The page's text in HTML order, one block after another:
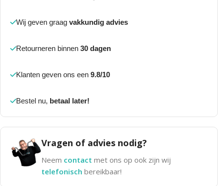
Wij geven graag vakkundig advies
Retourneren binnen 30 dagen
Klanten geven ons een 9.8/10
Bestel nu, betaal later!
Vragen of advies nodig?
Neem contact met ons op ook zijn wij
telefonisch bereikbaar!